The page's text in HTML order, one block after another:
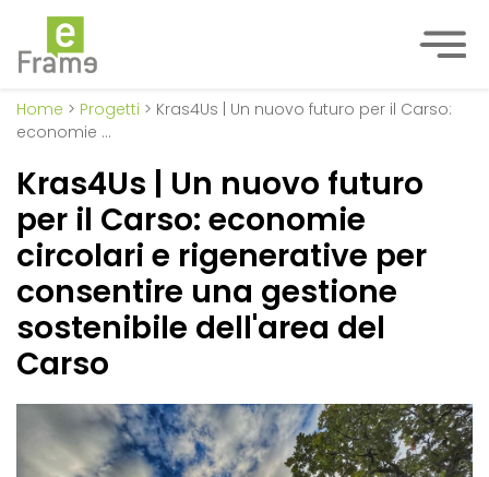
Home > Progetti > Kras4Us | Un nuovo futuro per il Carso:
economie …
Kras4Us | Un nuovo futuro
per il Carso: economie
circolari e rigenerative per
consentire una gestione
sostenibile dell'area del
Carso